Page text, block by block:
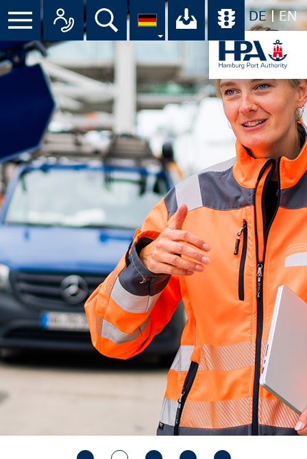
DE EN
Suche Ihr Download-